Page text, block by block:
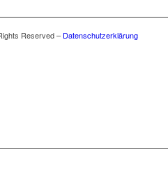
Reserved – Datenschutzerklärung